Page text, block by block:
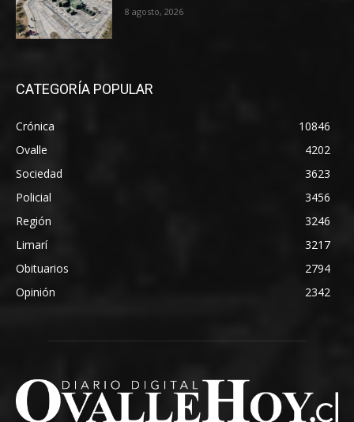
8 agosto, 2026
CATEGORÍA POPULAR
Crónica
10846
Ovalle
4202
Sociedad
3623
Policial
3456
Región
3246
Limarí
3217
Obituarios
2794
Opinión
2342